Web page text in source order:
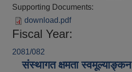
Supporting Documents:
download.pdf
Fiscal Year:
2081/082
संस्थागत क्षमता स्वमूल्याङ्कन